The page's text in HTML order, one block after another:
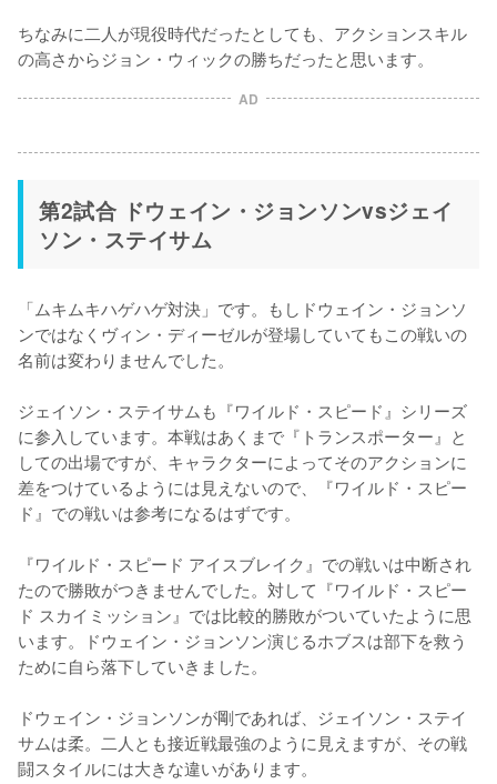
ちなみに二人が現役時代だったとしても、アクションスキル
の高さからジョン・ウィックの勝ちだったと思います。
AD
第2試合 ドウェイン・ジョンソンvsジェイ
ソン・ステイサム
「ムキムキハゲハゲ対決」です。もしドウェイン・ジョンソ
ンではなくヴィン・ディーゼルが登場していてもこの戦いの
名前は変わりませんでした。
ジェイソン・ステイサムも『ワイルド・スピード』シリーズ
に参入しています。本戦はあくまで『トランスポーター』と
しての出場ですが、キャラクターによってそのアクションに
差をつけているようには見えないので、『ワイルド・スピー
ド』での戦いは参考になるはずです。
『ワイルド・スピード アイスブレイク』での戦いは中断され
たので勝敗がつきませんでした。対して『ワイルド・スピー
ド スカイミッション』では比較的勝敗がついていたように思
います。ドウェイン・ジョンソン演じるホブスは部下を救う
ために自ら落下していきました。
ドウェイン・ジョンソンが剛であれば、ジェイソン・ステイ
サムは柔。二人とも接近戦最強のように見えますが、その戦
闘スタイルには大きな違いがあります。